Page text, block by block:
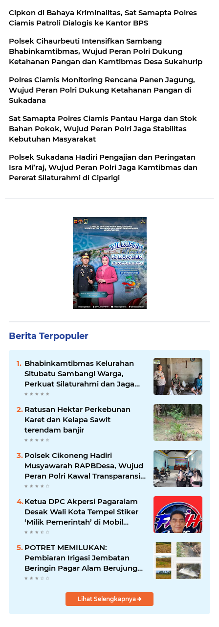
Cipkon di Bahaya Kriminalitas, Sat Samapta Polres
Ciamis Patroli Dialogis ke Kantor BPS
Polsek Cihaurbeuti Intensifkan Sambang
Bhabinkamtibmas, Wujud Peran Polri Dukung
Ketahanan Pangan dan Kamtibmas Desa Sukahurip
Polres Ciamis Monitoring Rencana Panen Jagung,
Wujud Peran Polri Dukung Ketahanan Pangan di
Sukadana
Sat Samapta Polres Ciamis Pantau Harga dan Stok
Bahan Pokok, Wujud Peran Polri Jaga Stabilitas
Kebutuhan Masyarakat
Polsek Sukadana Hadiri Pengajian dan Peringatan
Isra Mi’raj, Wujud Peran Polri Jaga Kamtibmas dan
Pererat Silaturahmi di Ciparigi
Berita Terpopuler
Bhabinkamtibmas Kelurahan
Situbatu Sambangi Warga,
Perkuat Silaturahmi dan Jaga
Kondusivitas Wilayah
Ratusan Hektar Perkebunan
Karet dan Kelapa Sawit
terendam banjir
Polsek Cikoneng Hadiri
Musyawarah RAPBDesa, Wujud
Peran Polri Kawal Transparansi
dan Kamtibmas Desa
Sindangkasih
Ketua DPC Akpersi Pagaralam
Desak Wali Kota Tempel Stiker
‘Milik Pemerintah’ di Mobil
Dinas, Cegah Penyalahgunaan
POTRET MEMILUKAN:
Pembiaran Irigasi Jembatan
Beringin Pagar Alam Berujung
'Bencana' Bagi Petani
Lihat Selengkapnya